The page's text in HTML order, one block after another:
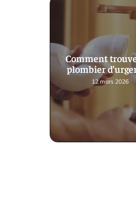
Comment
plombier
12 mars 2026